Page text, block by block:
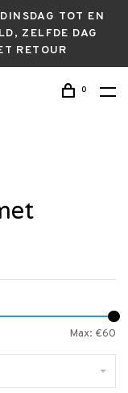
TOT EN
ZELFDE DAG
RETOUR
0
Max: €60